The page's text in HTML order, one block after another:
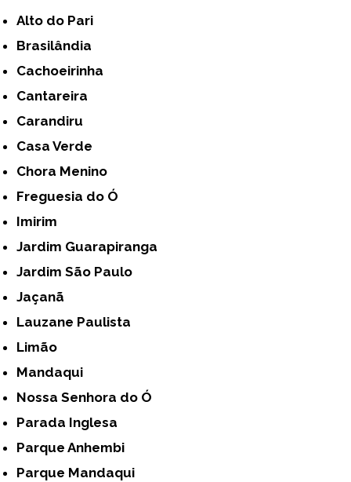
Alto do Pari
Brasilândia
Cachoeirinha
Cantareira
Carandiru
Casa Verde
Chora Menino
Freguesia do Ó
Imirim
Jardim Guarapiranga
Jardim São Paulo
Jaçanã
Lauzane Paulista
Limão
Mandaqui
Nossa Senhora do Ó
Parada Inglesa
Parque Anhembi
Parque Mandaqui